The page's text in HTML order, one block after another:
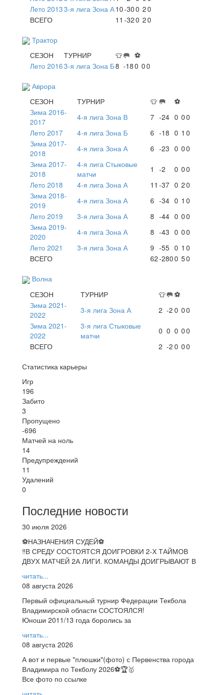
Лето 20133-я лига Зона А10-300 20
ВСЕГО
11 -320 20
Трактор
СЕЗОН
ТУРНИР 👕🥅 ⚽
Лето 20163-я лига Зона Б8 -180 00
Аврора
СЕЗОН
ТУРНИР 👕 🥅
⚽
Зима 2016-
2017
4-я лига Зона В 7 -24 0 00
Лето 2017
4-я лига Зона Б 6 -18 0 1 0
Зима 2017-
2018
4-я лига Зона А 6 -23 0 00
Зима 2017-
2018
4-я лига Стыковые
матчи
1 -2 0 00
Лето 2018
4-я лига Зона А 11 -37 0 20
Зима 2018-
2019
4-я лига Зона А 6 -34 0 1 0
Лето 2019
3-я лига Зона А 8 -44 0 00
Зима 2019-
2020
4-я лига Зона А 8 -43 0 00
Лето 2021
3-я лига Зона А 9 -55 0 1 0
ВСЕГО
62-2800 50
Волна
СЕЗОН
ТУРНИР 👕🥅⚽
Зима 2021-
2022
3-я лига Зона А 2 -2 0 00
Зима 2021-
2022
3-я лига Стыковые
матчи
0 0 0 00
ВСЕГО
2 -2 0 00
Статистика карьеры
Игр
196
Забито
3
Пропущено
-696
Матчей на ноль
14
Предупреждений
11
Удалений
0
Последние новости
30 июля 2026
⚽НАЗНАЧЕНИЯ СУДЕЙ⚽
‼В СРЕДУ СОСТОЯТСЯ ДОИГРОВКИ 2-Х ТАЙМОВ
ДВУХ МАТЧЕЙ 2А ЛИГИ. КОМАНДЫ ДОИГРЫВАЮТ В
читать...
08 августа 2026
Первый официальный турнир Федерации Текбола
Владимирской области СОСТОЯЛСЯ!
Юноши 2011/13 года боролись за
читать...
08 августа 2026
А вот и первые "плюшки"(фото) с Первенства города
Владимира по Текболу 2026⚽🏆🥇
Все фото по ссылке